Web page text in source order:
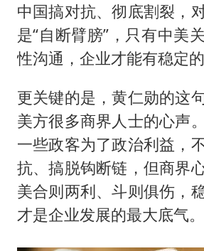
中国搞对抗、彻底割裂，
是“自断臂膀”，只有中美
性沟通，企业才能有稳定的
更关键的是，黄仁勋的这
美方很多商界人士的心声
一些政客为了政治利益，
抗、搞脱钩断链，但商界
美合则两利、斗则俱伤，
才是企业发展的最大底气。